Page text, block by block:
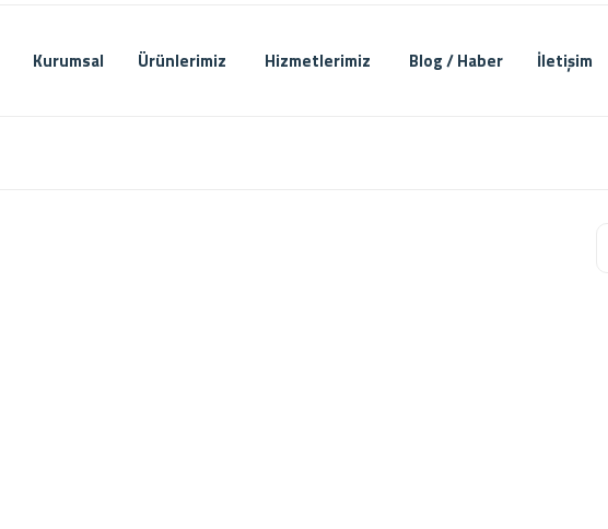
Kurumsal Ürünlerimiz Hizmetlerimiz Blog / Haber İletişim